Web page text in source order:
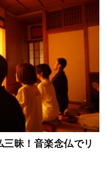
三昧！音楽念仏でリ